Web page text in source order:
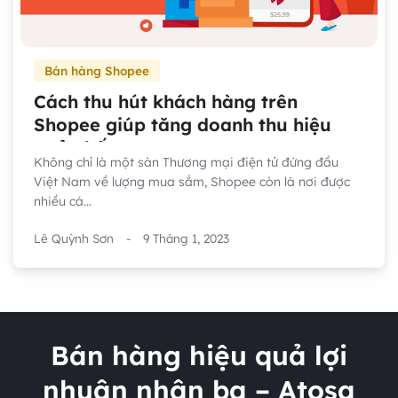
Bán hàng Shopee
Cách thu hút khách hàng trên
Shopee giúp tăng doanh thu hiệu
quả nhất
Không chỉ là một sàn Thương mại điện tử đứng đầu
Việt Nam về lượng mua sắm, Shopee còn là nơi được
nhiều cá...
Lê Quỳnh Sơn - 9 Tháng 1, 2023
Bán hàng hiệu quả lợi
nhuận nhân ba – Atosa